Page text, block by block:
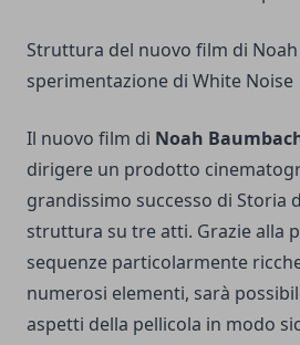
Struttura del nuovo film di
sperimentazione di White Noise
Il nuovo film di Noah
dirigere un prodotto
grandissimo successo di Storia
struttura su tre atti. Grazie alla
sequenze particolarmente
numerosi elementi, sarà
aspetti della pellicola in modo